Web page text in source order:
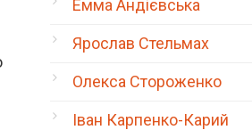
Емма Андієвська
Ярослав Стельмах
Олекса Стороженко
Іван Карпенко-Карий